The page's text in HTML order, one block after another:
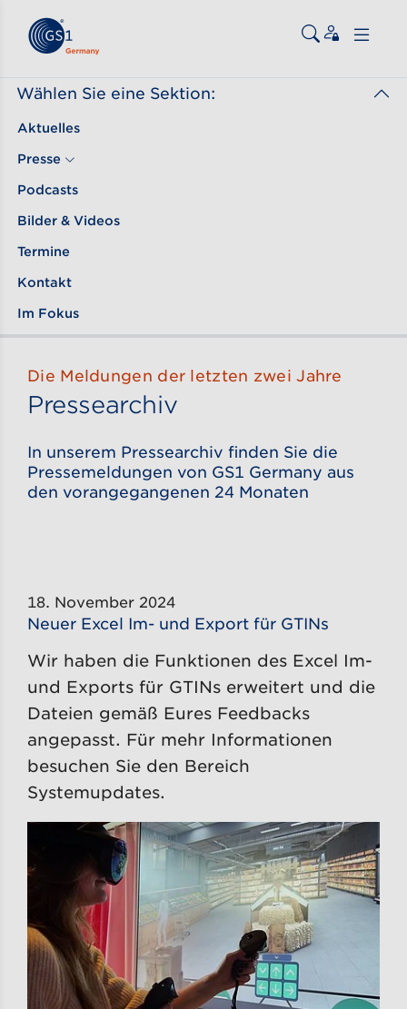
Zum Inhalt gehen
Wählen Sie eine Sektion:
Aktuelles
Presse
Podcasts
Bilder & Videos
Termine
Kontakt
Im Fokus
Die Meldungen der letzten zwei Jahre
Pressearchiv
In unserem Pressearchiv finden Sie die
Pressemeldungen von GS1 Germany aus
den vorangegangenen 24 Monaten
18. November 2024
Neuer Excel Im- und Export für GTINs
Wir haben die Funktionen des Excel Im-
und Exports für GTINs erweitert und die
Dateien gemäß Eures Feedbacks
angepasst. Für mehr Informationen
besuchen Sie den Bereich
Systemupdates.